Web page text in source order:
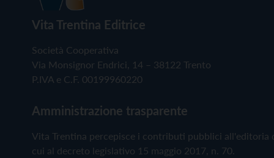
Vita Trentina Editrice
Società Cooperativa
Via Monsignor Endrici, 14 – 38122 Trento
P.IVA e C.F. 00199960220
Amministrazione trasparente
Vita Trentina percepisce i contributi pubblici all'editoria
cui al decreto legislativo 15 maggio 2017, n. 70.